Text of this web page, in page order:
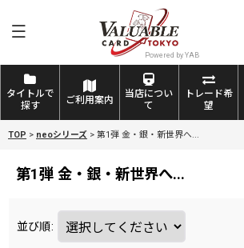
タイトルで
探す
ご利用案内
当店につい
て
トレード希
望
TOP > neoシリーズ > 第1弾 金・銀・新世界へ...
第1弾 金・銀・新世界へ...
並び順: